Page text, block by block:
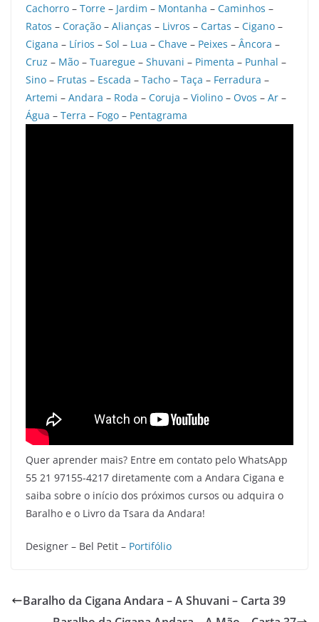
Cachorro – Torre – Jardim – Montanha – Caminhos –
Ratos – Coração – Alianças – Livros – Cartas – Cigano –
Cigana – Lírios – Sol – Lua – Chave – Peixes – Âncora –
Cruz – Mão – Tuaregue – Shuvani – Pimenta – Punhal –
Sino – Frutas – Escada – Tacho – Taça – Ferradura –
Artemi – Andara – Roda – Coruja – Violino – Ovos – Ar –
Água – Terra – Fogo – Pentagrama
Quer aprender mais? Entre em contato pelo WhatsApp
55 21 97155-4217 diretamente com a Andara Cigana e
saiba sobre o início dos próximos cursos ou adquira o
Baralho e o Livro da Tsara da Andara!
Designer – Bel Petit – Portifólio
Baralho da Cigana Andara – A Shuvani – Carta 39